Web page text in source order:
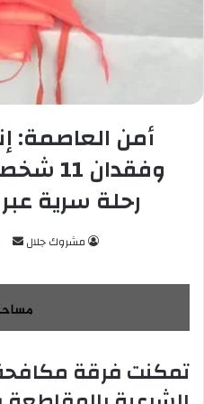
رحلة سرية
مشروك جلال
س
ل
ب
ي
د
تمكنت فرقة